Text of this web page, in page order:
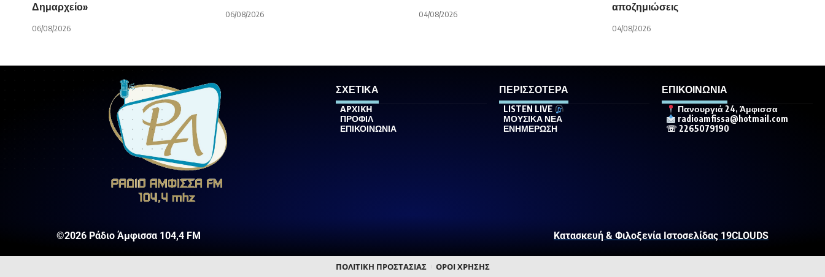
Δημαρχείο»
06/08/2026
06/08/2026 04/08/2026
αποζημιώσεις
04/08/2026
ΣΧΕΤΙΚΑ
ΑΡΧΙΚΗ
ΠΡΟΦΙΛ
ΕΠΙΚΟΙΝΩΝΙΑ
ΠΕΡΙΣΣΟΤΕΡΑ
LISTEN LIVE
ΜΟΥΣΙΚΑ ΝΕΑ
ΕΝΗΜΕΡΩΣΗ
ΕΠΙΚΟΙΝΩΝΙΑ
Πανουργιά 24, Άμφισσα
radioamfissa@hotmail.com
☏ 2265079190
©2026 Ράδιο Άμφισσα 104,4 FM Κατασκευή & Φιλοξενία Ιστοσελίδας 19CLOUDS
ΠΟΛΙΤΙΚΗ ΠΡΟΣΤΑΣΙΑΣ ΟΡΟΙ ΧΡΗΣΗΣ